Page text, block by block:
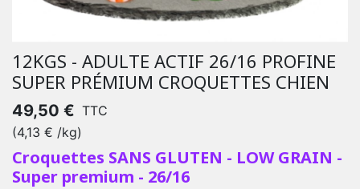
12KGS - ADULTE ACTIF 26/16 PROFINE
SUPER PRÉMIUM CROQUETTES CHIEN
49,50 €
(4,13 € /kg)
TTC
Croquettes SANS GLUTEN - LOW GRAIN -
Super premium - 26/16